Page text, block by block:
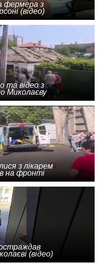
фермера з
(відео)
та відео з
Миколаєву
з лікарем
на фронті
(відео)